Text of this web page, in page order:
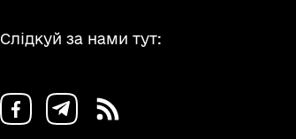
Слідкуй за нами тут: